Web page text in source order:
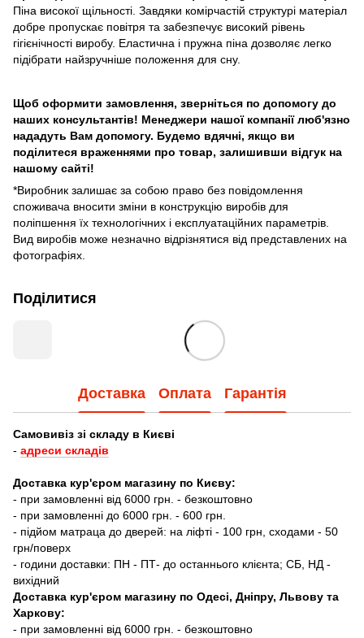
Піна високої щільності. Завдяки комірчастій структурі матеріал
добре пропускає повітря та забезпечує високий рівень
гігієнічності виробу. Еластична і пружна піна дозволяє легко
підібрати найзручніше положення для сну.
Щоб оформити замовлення, зверніться по допомогу до
наших консультантів! Менеджери нашої компанії люб'язно
нададуть Вам допомогу. Будемо вдячні, якщо ви
поділитеся враженнями про товар, залишивши відгук на
нашому сайті!
*Виробник залишає за собою право без повідомлення
споживача вносити зміни в конструкцію виробів для
поліпшення їх технологічних і експлуатаційних параметрів.
Вид виробів може незначно відрізнятися від представлених на
фотографіях.
Поділитися
Доставка Оплата Гарантія
Самовивіз зі складу в Києві
- адреси складів
Доставка кур'єром магазину по Києву:
- при замовленні від 6000 грн. - безкоштовно
- при замовленні до 6000 грн. - 600 грн.
- підйом матраца до дверей: на ліфті - 100 грн, сходами - 50
грн/поверх
- години доставки: ПН - ПТ- до останнього клієнта; СБ, НД -
вихідний
Доставка кур'єром магазину по Одесі, Дніпру, Львову та
Харкову:
- при замовленні від 6000 грн. - безкоштовно